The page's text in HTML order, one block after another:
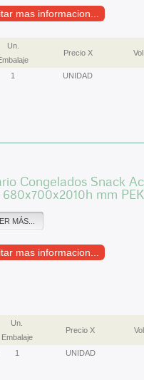
mas informacion...
Un.
Precio X
1 UNIDAD
Congelados Snack
mm
MÁS...
mas informacion...
Un.
Embalaje
Precio X
1 UNIDAD